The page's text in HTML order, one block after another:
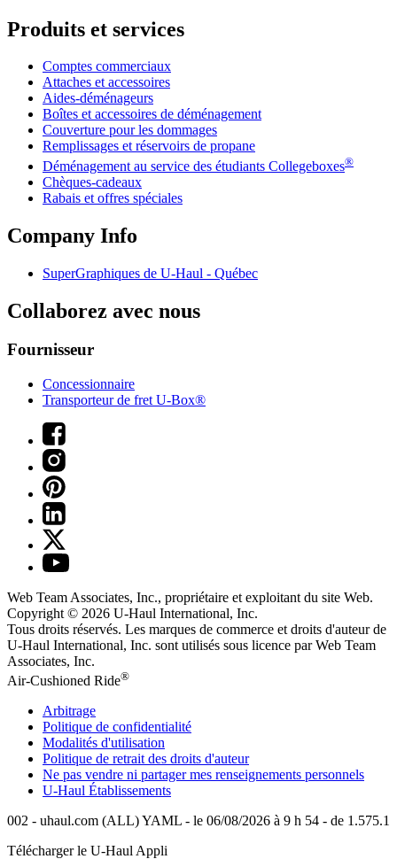
Produits et services
Comptes commerciaux
Attaches et accessoires
Aides-déménageurs
Boîtes et accessoires de déménagement
Couverture pour les dommages
Remplissages et réservoirs de propane
Déménagement au service des étudiants Collegeboxes®
Chèques-cadeaux
Rabais et offres spéciales
Company Info
SuperGraphiques de U-Haul - Québec
Collaborez avec nous
Fournisseur
Concessionnaire
Transporteur de fret U-Box®
Web Team Associates, Inc., propriétaire et exploitant du site Web.
Copyright © 2026 U-Haul International, Inc.
Tous droits réservés. Les marques de commerce et droits d'auteur de
U-Haul International, Inc. sont utilisés sous licence par Web Team
Associates, Inc.
Air-Cushioned Ride®
Arbitrage
Politique de confidentialité
Modalités d'utilisation
Politique de retrait des droits d'auteur
Ne pas vendre ni partager mes renseignements personnels
U-Haul Établissements
002 - uhaul.com (ALL) YAML - le 06/08/2026 à 9 h 54 - de 1.575.1
Télécharger le U-HaulAppli